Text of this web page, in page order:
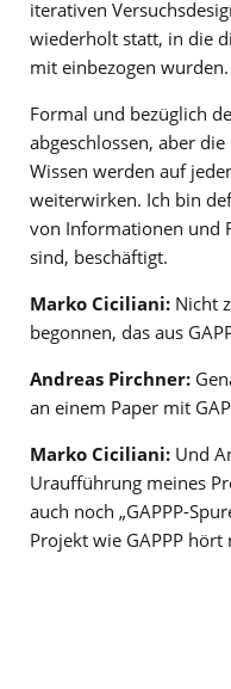
iterativen
wiederholt statt, in die
mit einbezogen wurden.
Formal und bezüglich
abgeschlossen, aber
Wissen werden auf
weiterwirken. Ich bin
von Informationen und
sind, beschäftigt.
Marko Ciciliani: Nicht
begonnen, das aus
Andreas Pirchner:
an einem Paper mit
Marko Ciciliani: Und
Uraufführung meines
auch noch „GAPPP-
Projekt wie GAPPP